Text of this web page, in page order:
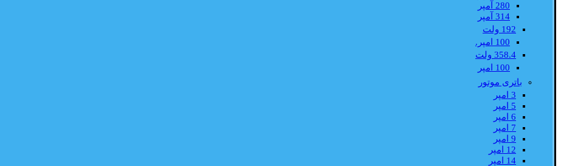
280 آمپر
314 آمپر
192 ولت
100 امپر.
358.4 ولت
100 امپر
باتری موتور
3 امپر
5 امپر
6 امپر
7 امپر
9 امپر
12 امپر
14 امپر